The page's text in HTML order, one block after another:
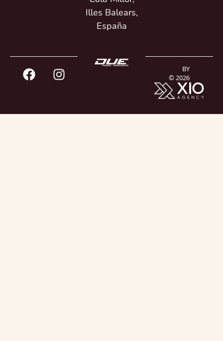
Illes Balears,
España
BY
© 2026